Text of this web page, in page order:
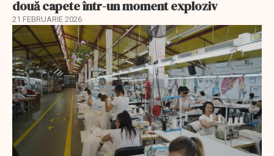
două capete într-un moment exploziv
21 FEBRUARIE 2026